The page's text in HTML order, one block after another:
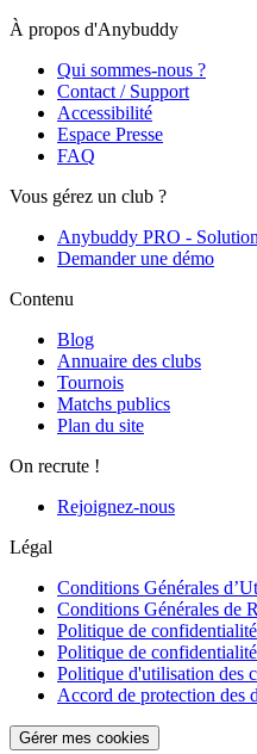
À propos d'Anybuddy
Qui sommes-nous ?
Contact / Support
Accessibilité
Espace Presse
FAQ
Vous gérez un club ?
Anybuddy PRO -
Demander une démo
Contenu
Blog
Annuaire des clubs
Tournois
Matchs publics
Plan du site
On recrute !
Rejoignez-nous
Légal
Conditions Générales
Conditions Générales de
Politique de confidentialité
Politique de
Politique d'utilisation des
Accord de protection des
Gérer mes cookies